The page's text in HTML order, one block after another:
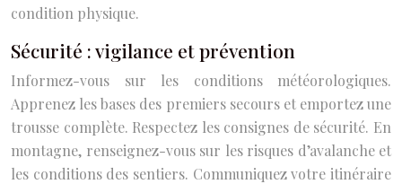
condition physique.
Sécurité : vigilance et prévention
Informez-vous sur les conditions météorologiques.
Apprenez les bases des premiers secours et emportez une
trousse complète. Respectez les consignes de sécurité. En
montagne, renseignez-vous sur les risques d’avalanche et
les conditions des sentiers. Communiquez votre itinéraire